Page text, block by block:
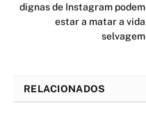
dignas de Instagram podem
estar a matar a vida
selvagem
RELACIONADOS